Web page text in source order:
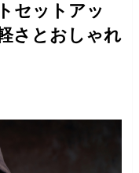
セットアッ
さとおしゃれ